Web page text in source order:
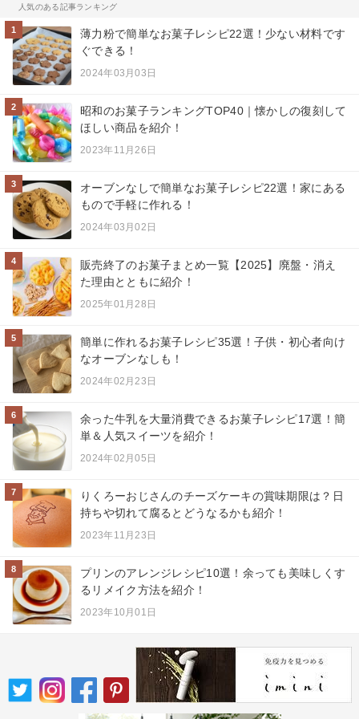
人気のある記事ランキング
1
薄力粉で簡単なお菓子レシピ22選！少ない材料です
ぐできる！
2024年03月03日
2
昭和のお菓子ランキングTOP40｜懐かしの復刻して
ほしい商品を紹介！
2023年11月26日
3
オーブンなしで簡単なお菓子レシピ22選！家にある
もので手軽に作れる！
2024年03月02日
4
販売終了のお菓子まとめ一覧【2025】廃盤・消え
た理由とともに紹介！
2025年01月28日
5
簡単に作れるお菓子レシピ35選！子供・初心者向け
なオーブンなしも！
2024年02月23日
6
余った牛乳を大量消費できるお菓子レシピ17選！簡
単＆人気スイーツを紹介！
2024年02月05日
7
りくろーおじさんのチーズケーキの賞味期限は？日
持ちや切れて腐るとどうなるかも紹介！
2023年11月23日
8
プリンのアレンジレシピ10選！余っても美味しくす
るリメイク方法を紹介！
2023年10月01日